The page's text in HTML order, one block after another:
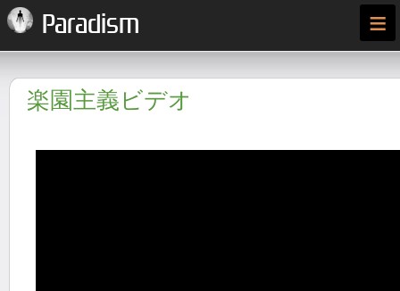
Paradism ≡
楽園主義ビデオ